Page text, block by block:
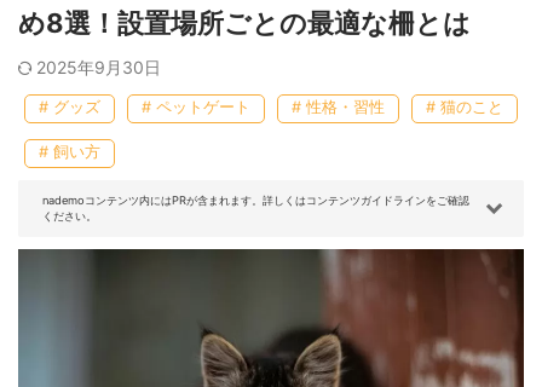
め8選！設置場所ごとの最適な柵とは
2025年9月30日
# グッズ # ペットゲート # 性格・習性 # 猫のこと
# 飼い方
nademoコンテンツ内にはPRが含まれます。詳しくはコンテンツガイドラインをご確認
ください。